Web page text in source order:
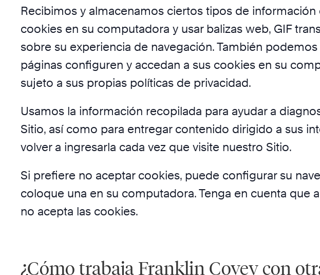
Recibimos y almacenamos ciertos tipos de
cookies en su computadora y usar balizas web, GIF
sobre su experiencia de navegación. También
páginas configuren y accedan a sus cookies en su
sujeto a sus propias políticas de privacidad.
Usamos la información recopilada para ayudar a
Sitio, así como para entregar contenido dirigido a sus
volver a ingresarla cada vez que visite nuestro Sitio.
Si prefiere no aceptar cookies, puede configurar su
coloque una en su computadora. Tenga en cuenta
no acepta las cookies.
¿Cómo trabaja Franklin Covey con